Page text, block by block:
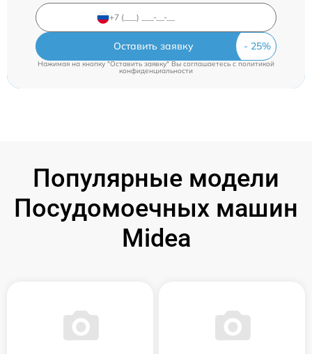
Оставить заявку
Нажимая на кнопку "Оставить заявку" Вы соглашаетесь cполитикой
конфиденциальности
Популярные модели
Посудомоечных машин
Midea